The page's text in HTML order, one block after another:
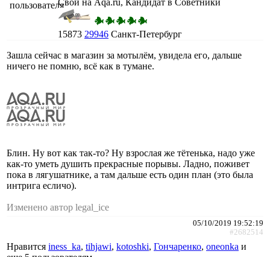
15873 29946 Санкт-Петербург
Зашла сейчас в магазин за мотылём, увидела его, дальше
ничего не помню, всё как в тумане.
Блин. Ну вот как так-то? Ну взрослая же тётенька, надо уже
как-то уметь душить прекрасные порывы. Ладно, поживет
пока в лягушатнике, а там дальше есть один план (это была
интрига есличо).
Изменено автор legal_ice
05/10/2019 19:52:19
#2682514
Нравится iness_ka, tihjawi, kotoshki, Гончаренко, oneonka и